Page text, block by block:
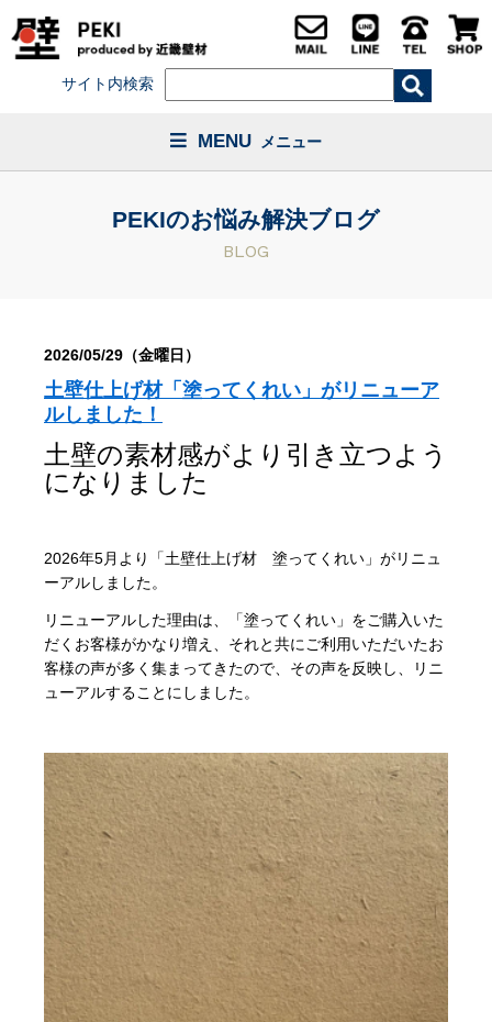
サイト内検索
MENU メニュー
PEKIのお悩み解決ブログ
BLOG
2026/05/29（金曜日）
土壁仕上げ材「塗ってくれい」がリニューア
ルしました！
土壁の素材感がより引き立つよう
になりました
2026年5月より「土壁仕上げ材 塗ってくれい」がリニュ
ーアルしました。
リニューアルした理由は、「塗ってくれい」をご購入いた
だくお客様がかなり増え、それと共にご利用いただいたお
客様の声が多く集まってきたので、その声を反映し、リニ
ューアルすることにしました。